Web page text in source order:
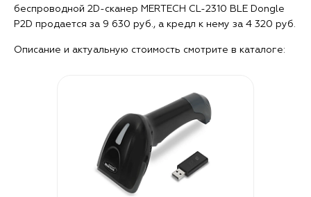
беспроводной 2D-сканер MERTECH CL-2310 BLE Dongle
P2D продается за 9 630 руб., а кредл к нему за 4 320 руб.
Описание и актуальную стоимость смотрите в каталоге: